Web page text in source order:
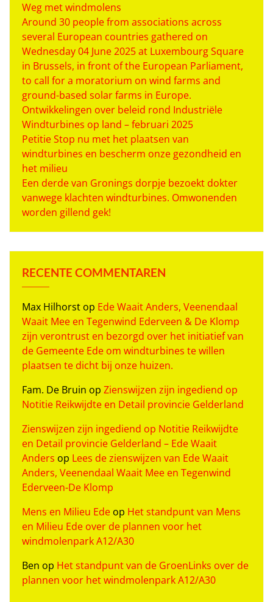
Weg met windmolens
Around 30 people from associations across
several European countries gathered on
Wednesday 04 June 2025 at Luxembourg Square
in Brussels, in front of the European Parliament,
to call for a moratorium on wind farms and
ground-based solar farms in Europe.
Ontwikkelingen over beleid rond Industriële
Windturbines op land – februari 2025
Petitie Stop nu met het plaatsen van
windturbines en bescherm onze gezondheid en
het milieu
Een derde van Gronings dorpje bezoekt dokter
vanwege klachten windturbines. Omwonenden
worden gillend gek!
RECENTE COMMENTAREN
Max Hilhorst op Ede Waait Anders, Veenendaal
Waait Mee en Tegenwind Ederveen & De Klomp
zijn verontrust en bezorgd over het initiatief van
de Gemeente Ede om windturbines te willen
plaatsen te dicht bij onze huizen.
Fam. De Bruin op Zienswijzen zijn ingediend op
Notitie Reikwijdte en Detail provincie Gelderland
Zienswijzen zijn ingediend op Notitie Reikwijdte
en Detail provincie Gelderland – Ede Waait
Anders op Lees de zienswijzen van Ede Waait
Anders, Veenendaal Waait Mee en Tegenwind
Ederveen-De Klomp
Mens en Milieu Ede op Het standpunt van Mens
en Milieu Ede over de plannen voor het
windmolenpark A12/A30
Ben op Het standpunt van de GroenLinks over de
plannen voor het windmolenpark A12/A30